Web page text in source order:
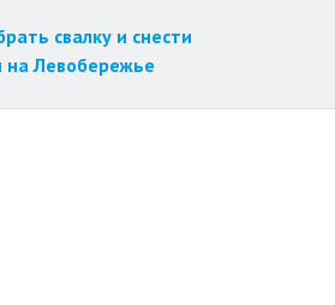
свалку и снести
Левобережье